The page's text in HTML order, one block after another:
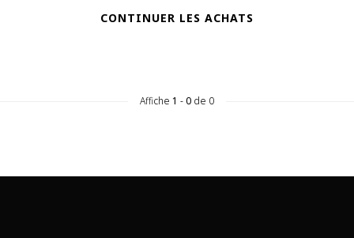
CONTINUER LES ACHATS
Affiche 1 -0 de 0